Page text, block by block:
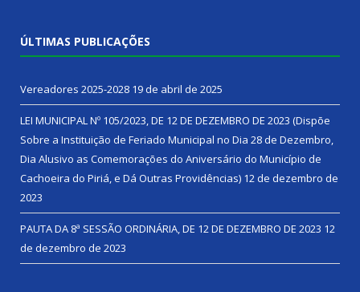
ÚLTIMAS PUBLICAÇÕES
Vereadores 2025-2028 19 de abril de 2025
LEI MUNICIPAL Nº 105/2023, DE 12 DE DEZEMBRO DE 2023 (Dispõe
Sobre a Instituição de Feriado Municipal no Dia 28 de Dezembro,
Dia Alusivo as Comemorações do Aniversário do Município de
Cachoeira do Piriá, e Dá Outras Providências) 12 de dezembro de
2023
PAUTA DA 8ª SESSÃO ORDINÁRIA, DE 12 DE DEZEMBRO DE 2023 12
de dezembro de 2023